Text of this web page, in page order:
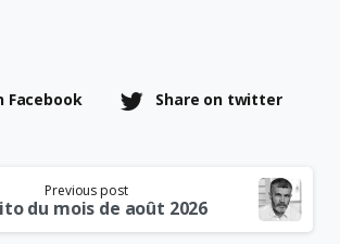
Facebook Share on twitter
Previous post
du mois de août 2026